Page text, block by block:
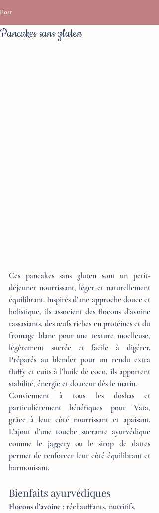
Post
Pancakes sans gluten
Ces pancakes sans gluten sont un petit-
déjeuner nourrissant, léger et naturellement
équilibrant. Inspirés d’une approche douce et
holistique, ils associent des flocons d’avoine
rassasiants, des œufs riches en protéines et du
fromage blanc pour une texture moelleuse,
légèrement sucrée et facile à digérer.
Préparés au blender pour un rendu extra
fluffy et cuits à l’huile de coco, ils apportent
stabilité, énergie et douceur dès le matin.
Conviennent à tous les doshas et
particulièrement bénéfiques pour Vata,
grâce à leur côté nourrissant et apaisant.
L’ajout d’une touche sucrante ayurvédique
comme le jaggery ou le sirop de dattes
permet de renforcer leur côté équilibrant et
harmonisant.
Bienfaits ayurvédiques
Flocons d’avoine : réchauffants, nutritifs,